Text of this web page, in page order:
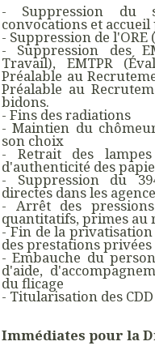
- Suppression
convocations et
- Suppression de
- Suppression des
Travail), EMTPR
Préalable au
Préalable au
bidons.
- Fins des radiations
- Maintien du
son choix
- Retrait des
d'authenticité des
- Suppression du
directes dans les
- Arrêt des
quantitatifs, primes au
- Fin de la
des prestations privées
- Embauche du
d'aide,
du flicage
- Titularisation des
Immédiates pour la